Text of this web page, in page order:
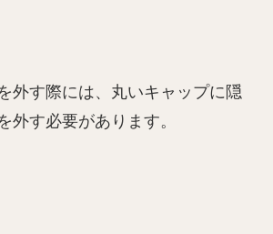
外す際には、丸いキャップに隠
外す必要があります。